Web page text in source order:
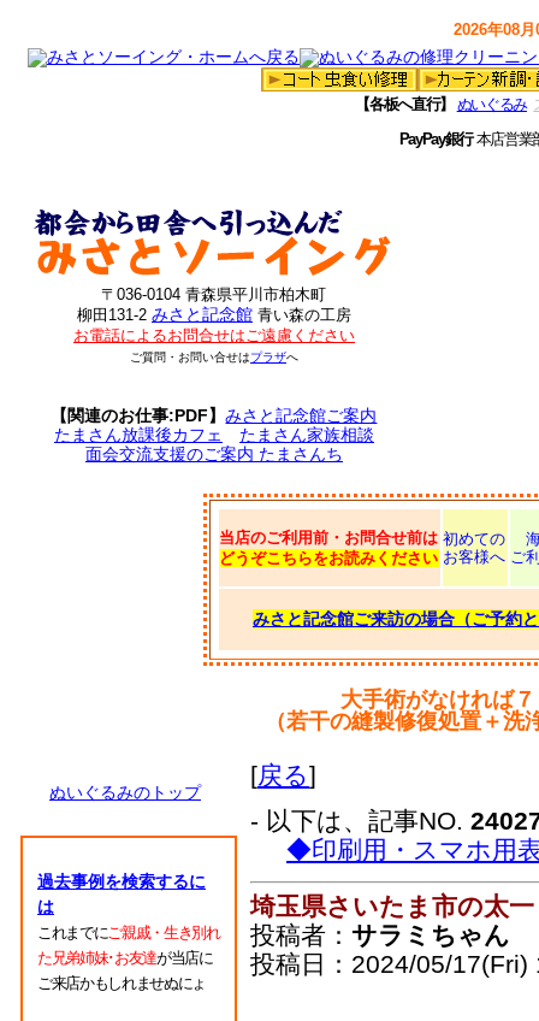
2026年08
【各板へ直行】 ぬいぐるみ
PayPay銀行本店営
〒036-0104 青森県平川市柏木町
柳田131-2 みさと記念館 青い森の工房
お電話によるお問合せはご遠慮ください
ご質問・お問い合せはプラザへ
【関連のお仕事:PDF】みさと記念館ご案内
たまさん放課後カフェ
たまさん家族相談
面会交流支援のご案内 たまさんち
当店のご利用前・お問合せ前は
どうぞこちらをお読みください
初めての
お客様へ ご
みさと記念館ご来訪の場合（ご予約
大手術がなければ
（若干の縫製修復処置＋
ぬいぐるみのトップ
過去事例を検索するに
は
これまでにご親戚・生き別れ
た兄弟姉妹･お友達が当店に
ご来店かもしれませぬにょ
[戻る]
- 以下は、記事NO.
◆印刷用・スマホ用
埼玉県さいたま市の太
投稿者： サラミちゃん
投稿日：2024/05/